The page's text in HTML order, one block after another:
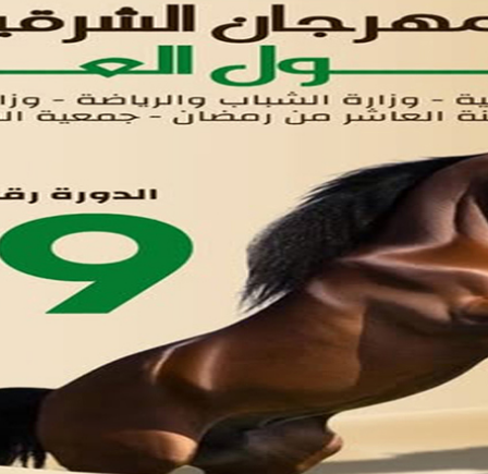
اتصل بنا
تواصل معنا
مدينة العاشر من رمضان
01221020029
055-4494429
055-4494406
055-4494414
info.triaeg@yahoo.com
info@triaeg-guide.com